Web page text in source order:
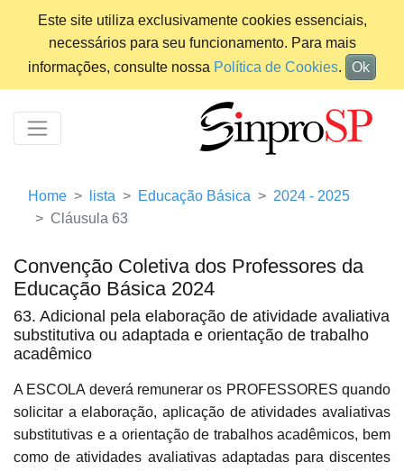
Este site utiliza exclusivamente cookies essenciais,
necessários para seu funcionamento. Para mais
informações, consulte nossa Política de Cookies. Ok
Home lista Educação Básica
2024 - 2025
Cláusula 63
Convenção Coletiva dos Professores da
Educação Básica 2024
63. Adicional pela elaboração de atividade avaliativa
substitutiva ou adaptada e orientação de trabalho
acadêmico
A ESCOLA deverá remunerar os PROFESSORES quando
solicitar a elaboração, aplicação de atividades avaliativas
substitutivas e a orientação de trabalhos acadêmicos, bem
como de atividades avaliativas adaptadas para discentes